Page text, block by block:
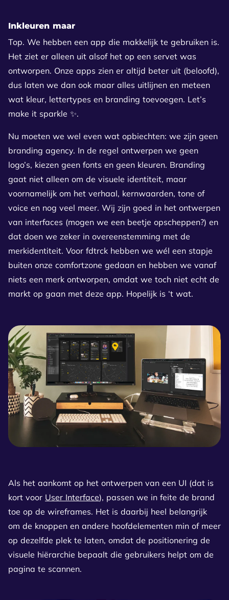
Inkleuren maar
Top. We hebben een app die makkelijk te gebruiken is.
Het ziet er alleen uit alsof het op een servet was
ontworpen. Onze apps zien er altijd beter uit (beloofd),
dus laten we dan ook maar alles uitlijnen en meteen
wat kleur, lettertypes en branding toevoegen. Let’s
make it sparkle ✨.
Nu moeten we wel even wat opbiechten: we zijn geen
branding agency. In de regel ontwerpen we geen
logo’s, kiezen geen fonts en geen kleuren. Branding
gaat niet alleen om de visuele identiteit, maar
voornamelijk om het verhaal, kernwaarden, tone of
voice en nog veel meer. Wij zijn goed in het ontwerpen
van interfaces (mogen we een beetje opscheppen?) en
dat doen we zeker in overeenstemming met de
merkidentiteit. Voor fdtrck hebben we wél een stapje
buiten onze comfortzone gedaan en hebben we vanaf
niets een merk ontworpen, omdat we toch niet echt de
markt op gaan met deze app. Hopelijk is ‘t wat.
Als het aankomt op het ontwerpen van een UI (dat is
kort voor User Interface), passen we in feite de brand
toe op de wireframes. Het is daarbij heel belangrijk
om de knoppen en andere hoofdelementen min of meer
op dezelfde plek te laten, omdat de positionering de
visuele hiërarchie bepaalt die gebruikers helpt om de
pagina te scannen.